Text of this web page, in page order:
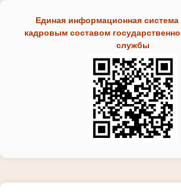
Единая информационная система
кадровым составом
службы